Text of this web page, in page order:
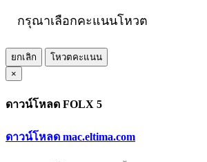
กรุณาเลือกคะแนนโหวต
ยกเลิก
โหวตคะแนน
×
ดาวน์โหลด FOLX 5
ดาวน์โหลด mac.eltima.com